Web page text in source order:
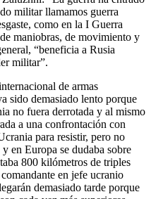
militar llamamos guerra
como en la I Guerra
maniobras, de movimiento y
“beneficia a Rusia
militar”.
de armas
sido demasiado lento porque
no fuera derrotada y al mismo
a una confrontación con
para resistir, pero no
en Europa se dudaba sobre
800 kilómetros de triples
en jefe ucranio
demasiado tarde porque